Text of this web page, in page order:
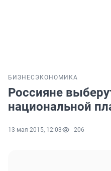
БИЗНЕС ЭКОНОМИКА
Россияне
национальной
13 мая 2015, 12:03 206